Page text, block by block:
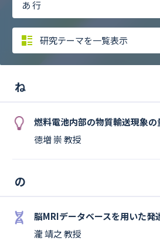
あ 行
研究テーマを一覧表示
ね
燃料電池内部の物質輸送現象
徳増 崇 教授
の
脳MRIデータベースを用いた発
瀧 靖之 教授